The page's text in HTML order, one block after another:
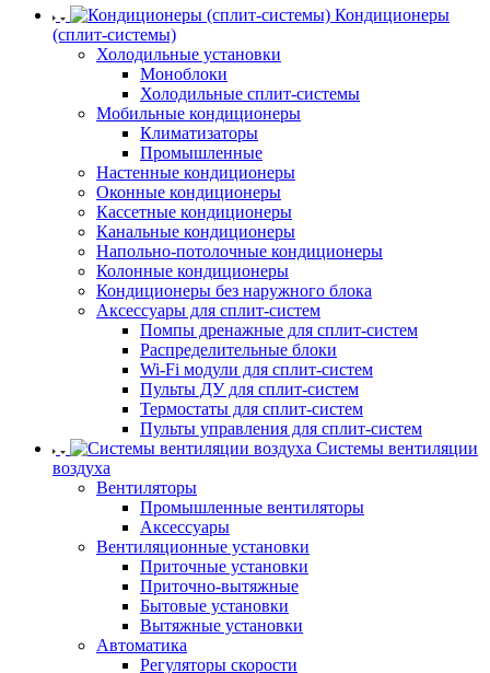
Кондиционеры
(сплит-системы)
Холодильные установки
Моноблоки
Холодильные сплит-системы
Мобильные кондиционеры
Климатизаторы
Промышленные
Настенные кондиционеры
Оконные кондиционеры
Кассетные кондиционеры
Канальные кондиционеры
Напольно-потолочные кондиционеры
Колонные кондиционеры
Кондиционеры без наружного блока
Аксессуары для сплит-систем
Помпы дренажные для сплит-систем
Распределительные блоки
Wi-Fi модули для сплит-систем
Пульты ДУ для сплит-систем
Термостаты для сплит-систем
Пульты управления для сплит-систем
Системы вентиляции
воздуха
Вентиляторы
Промышленные вентиляторы
Аксессуары
Вентиляционные установки
Приточные установки
Приточно-вытяжные
Бытовые установки
Вытяжные установки
Автоматика
Регуляторы скорости